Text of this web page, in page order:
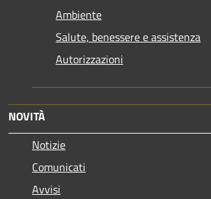
Ambiente
Salute, benessere e assistenza
Autorizzazioni
NOVITÀ
Notizie
Comunicati
Avvisi